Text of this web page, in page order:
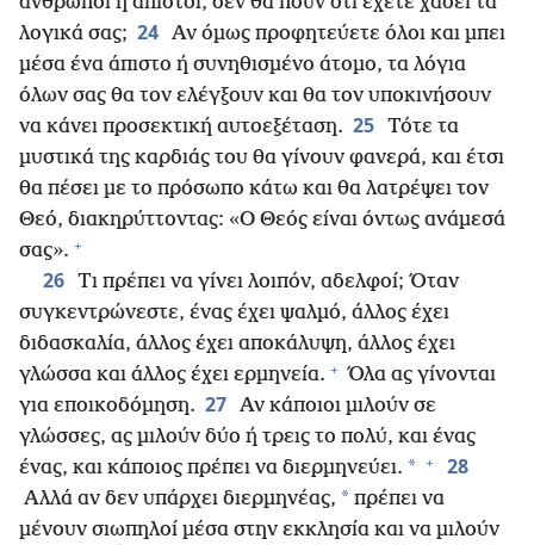
λογικά σας; 24 Αν όμως προφητεύετε όλοι και μπει
μέσα ένα άπιστο ή συνηθισμένο άτομο, τα λόγια
όλων σας θα τον ελέγξουν και θα τον υποκινήσουν
να κάνει προσεκτική αυτοεξέταση. 25 Τότε τα
μυστικά της καρδιάς του θα γίνουν φανερά, και έτσι
θα πέσει με το πρόσωπο κάτω και θα λατρέψει τον
Θεό, διακηρύττοντας: «Ο Θεός είναι όντως ανάμεσά
σας». +
26 Τι πρέπει να γίνει λοιπόν, αδελφοί; Όταν
συγκεντρώνεστε, ένας έχει ψαλμό, άλλος έχει
διδασκαλία, άλλος έχει αποκάλυψη, άλλος έχει
γλώσσα και άλλος έχει ερμηνεία. + Όλα ας γίνονται
για εποικοδόμηση. 27 Αν κάποιοι μιλούν σε
γλώσσες, ας μιλούν δύο ή τρεις το πολύ, και ένας
ένας, και κάποιος πρέπει να διερμηνεύει. * + 28
Αλλά αν δεν υπάρχει διερμηνέας, * πρέπει να
μένουν σιωπηλοί μέσα στην εκκλησία και να μιλούν